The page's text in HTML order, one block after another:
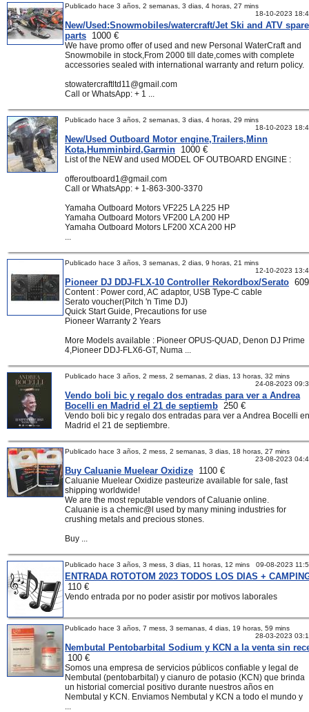
Publicado hace 3 años, 2 semanas, 3 dias, 4 horas, 27 mins
18-10-2023
New/Used:Snowmobiles/watercraft/Jet Ski and ATV spare
parts 1000 €
We have promo offer of used and new Personal WaterCraft and
Snowmobile in stock,From 2000 till date,comes with complete
accessories sealed with international warranty and return policy.
stowatercraftltd11@gmail.com
Call or WhatsApp: + 1 ...
Publicado hace 3 años, 2 semanas, 3 dias, 4 horas, 29 mins
18-10-2023
New/Used Outboard Motor engine,Trailers,Minn
Kota,Humminbird,Garmin 1000 €
List of the NEW and used MODEL OF OUTBOARD ENGINE :
offeroutboard1@gmail.com
Call or WhatsApp: + 1-863-300-3370
Yamaha Outboard Motors VF225 LA 225 HP
Yamaha Outboard Motors VF200 LA 200 HP
Yamaha Outboard Motors LF200 XCA 200 HP
...
Publicado hace 3 años, 3 semanas, 2 dias, 9 horas, 21 mins
12-10-2023
Pioneer DJ DDJ-FLX-10 Controller Rekordbox/Serato
Content : Power cord, AC adaptor, USB Type-C cable
Serato voucher(Pitch 'n Time DJ)
Quick Start Guide, Precautions for use
Pioneer Warranty 2 Years
More Models available : Pioneer OPUS-QUAD, Denon DJ Prime
4,Pioneer DDJ-FLX6-GT, Numa ...
Publicado hace 3 años, 2 mess, 2 semanas, 2 dias, 13 horas, 32 mins
24-08-2023
Vendo boli bic y regalo dos entradas para ver a Andrea
Bocelli en Madrid el 21 de septiemb 250 €
Vendo boli bic y regalo dos entradas para ver a Andrea Bocelli en
Madrid el 21 de septiembre.
Publicado hace 3 años, 2 mess, 2 semanas, 3 dias, 18 horas, 27 mins
23-08-2023
Buy Caluanie Muelear Oxidize 1100 €
Caluanie Muelear Oxidize pasteurize available for sale, fast
shipping worldwide!
We are the most reputable vendors of Caluanie online.
Caluanie is a chemic@l used by many mining industries for
crushing metals and precious stones.
Buy ...
Publicado hace 3 años, 3 mess, 3 dias, 11 horas, 12 mins 09-08-2023
ENTRADA ROTOTOM 2023 TODOS LOS DIAS +
110 €
Vendo entrada por no poder asistir por motivos laborales
Publicado hace 3 años, 7 mess, 3 semanas, 4 dias, 19 horas, 59 mins
28-03-2023
Nembutal Pentobarbital Sodium y KCN a la venta sin
100 €
Somos una empresa de servicios públicos confiable y legal de
Nembutal (pentobarbital) y cianuro de potasio (KCN) que brinda
un historial comercial positivo durante nuestros años en
Nembutal y KCN. Enviamos Nembutal y KCN a todo el mundo y
...